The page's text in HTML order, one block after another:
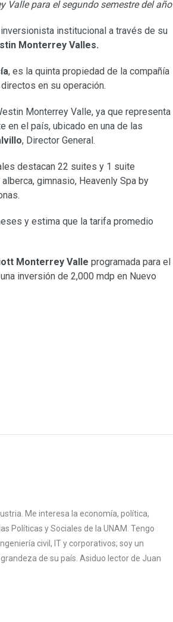
Valle para el segundo semestre del año
institucional a través de su
Monterrey Valles.
, es la quinta propiedad de la compañía
en su operación.
Monterrey Valle, ya que representa
en el país, ubicado en una de las
, Director General.
destacan 22 suites y 1 suite
gimnasio, Heavenly Spa by
y estima que la tarifa promedio
Monterrey Valle programada para el
inversión de 2,000 mdp en Nuevo
Me interesa la economía, política,
Políticas y Sociales de la UNAM. Tengo
civil, IT y corporativos; soy un
de su país. Asiduo lector de Juan